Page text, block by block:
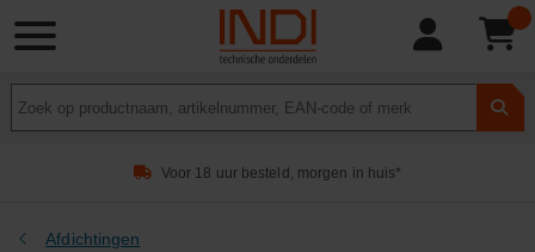
Voor 18 uur besteld, morgen in huis*
Afdichtingen